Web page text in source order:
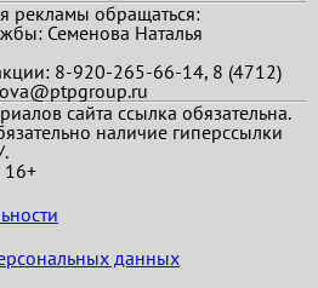
рекламы обращаться:
Семенова Наталья
8-920-265-66-14, 8 (4712)
сайта ссылка обязательна.
наличие гиперссылки
16+
данных